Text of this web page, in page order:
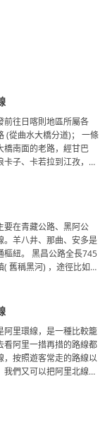
前往日喀則地區所屬各
(從曲水大橋分道)； 一條
橋南面的老路，經甘巴
卡子、卡若拉到江孜，然
要在青藏公路、黑阿公
。羊八井、那曲、安多是
樞紐。 黑昌公路全長745
舊稱黑河) ，途徑比如、
阿里環線，是一種比較籠
看阿里一措再措的路線都
，按照遊客常走的路線以
我們又可以把阿里北線分